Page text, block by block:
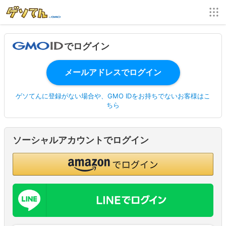
でログイン
ゲソてんに登録がない場合や、GMO IDをお持ちでないお客様はこ
ちら
ソーシャルアカウントでログイン